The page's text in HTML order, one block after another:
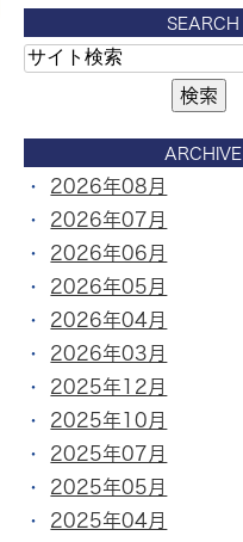
SEARCH
ARCHIVE
2026年08月
2026年07月
2026年06月
2026年05月
2026年04月
2026年03月
2025年12月
2025年10月
2025年07月
2025年05月
2025年04月